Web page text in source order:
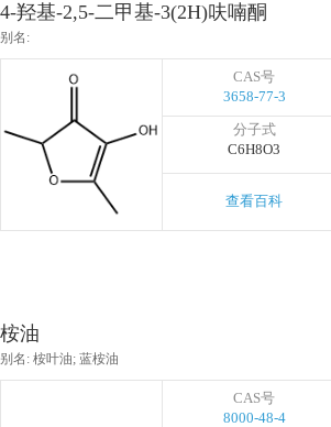
4-羟基-2,5-二甲基-3(2H)呋喃酮
别名:
CAS号
3658-77-3
分子式
C6H8O3
查看百科
桉油
别名: 桉叶油; 蓝桉油
CAS号
8000-48-4